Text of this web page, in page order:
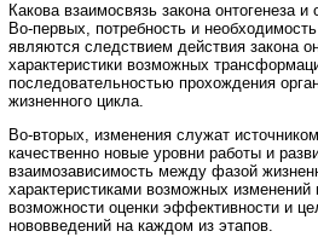
Какова взаимосвязь закона онтогенеза
Во-первых, потребность и
являются следствием действия закона
характеристики возможных
последовательностью прохождения
жизненного цикла.
Во-вторых, изменения служат
качественно новые уровни работы и
взаимозависимость между фазой
характеристиками возможных изменений
возможности оценки эффективности и
нововведений на каждом из этапов.